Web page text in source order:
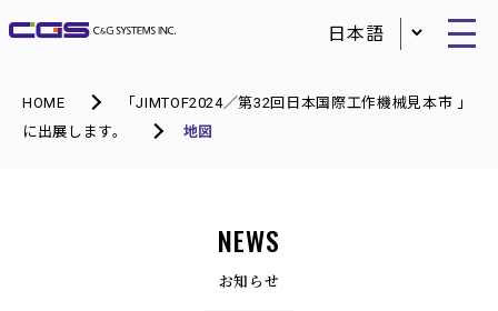
HOME
「JIMTOF2024／第32回日本国際工作機械見本市 」
に出展します。
地図
NEWS
お知らせ